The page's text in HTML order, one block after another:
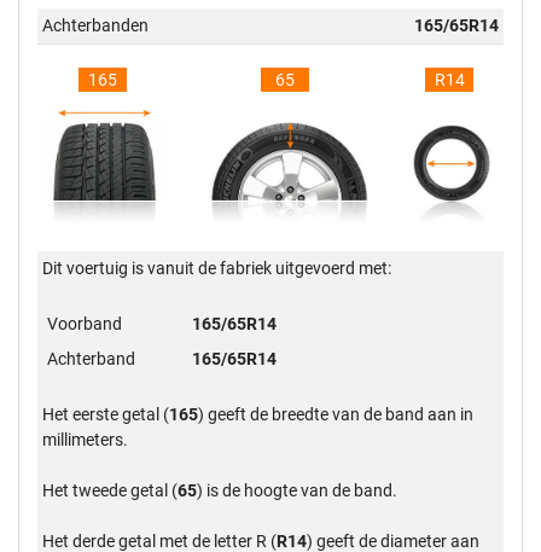
Achterbanden 165/65R14
165 65 R14
Dit voertuig is vanuit de fabriek uitgevoerd met:
Voorband
165/65R14
Achterband
165/65R14
Het eerste getal (165) geeft de breedte van de band aan in
millimeters.
Het tweede getal (65) is de hoogte van de band.
Het derde getal met de letter R (R14) geeft de diameter aan